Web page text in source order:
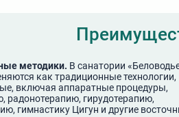
методики. В санатории
как традиционные технологии,
включая аппаратные процедуры,
радонотерапию, гирудотерапию,
гимнастику Цигун и другие